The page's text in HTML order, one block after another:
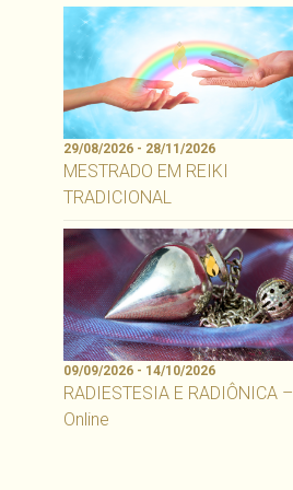
29/08/2026 - 28/11/2026
MESTRADO EM REIKI
TRADICIONAL
09/09/2026 - 14/10/2026
RADIESTESIA E RADIÔNICA –
Online